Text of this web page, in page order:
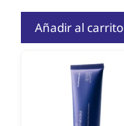
Añadir al carrito